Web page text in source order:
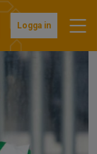
Logga in